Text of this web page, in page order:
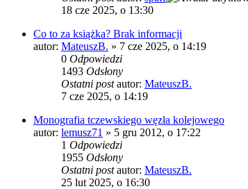
18 cze 2025, o 13:30
Co to za książka? Brak informacji
autor: MateuszB. » 7 cze 2025, o 14:19
0 Odpowiedzi
1493 Odsłony
Ostatni postautor: MateuszB.
7 cze 2025, o 14:19
Monografia tczewskiego węzła kolejowego
autor: lemusz71 » 5 gru 2012, o 17:22
1 Odpowiedzi
1955 Odsłony
Ostatni postautor: MateuszB.
25 lut 2025, o 16:30